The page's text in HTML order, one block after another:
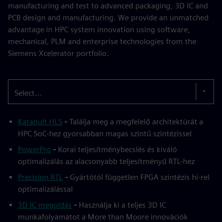
manufacturing and test to advanced packaging, 3D IC and
PCB design and manufacturing. We provide an unmatched
advantage in HPC system innovation using software,
mechanical, PLM and enterprise technologies from the
Siemens Xcelerator portfolio.
Select...
Katapult HLS - Találja meg a megfelelő architektúrát a
HPC SoC-hez gyorsabban magas szintű szintézissel
PowerPro - Korai teljesítménybecslés és kiváló
optimalizálás az alacsonyabb teljesítményű RTL-hez
Precision RTL - Gyártótól független FPGA szintézis hi-rel
optimalizálással
3D IC megoldás - Használja ki a teljes 3D IC
munkafolyamatot a More than Moore innovációk